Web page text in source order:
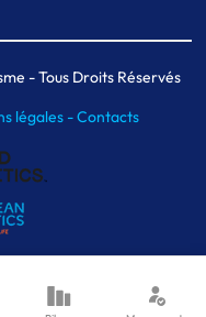
- Tous Droits Réservés
légales -Contacts